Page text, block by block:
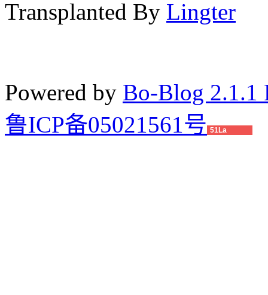
Transplanted By Lingter
Powered by Bo-Blog 2.1.1
鲁ICP备05021561号 51La